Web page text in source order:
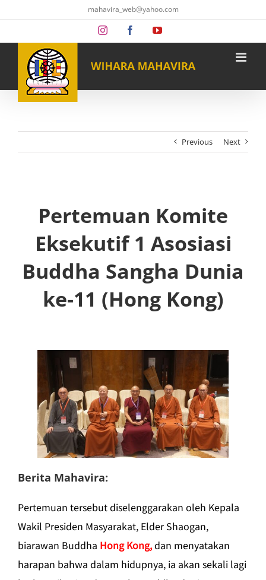
mahavira_web@yahoo.com
InstagramFacebookYouTube
Previous Next
Pertemuan Komite
Eksekutif 1 Asosiasi
Buddha Sangha Dunia
ke-11 (Hong Kong)
Berita Mahavira:
Pertemuan tersebut diselenggarakan oleh Kepala
Wakil Presiden Masyarakat, Elder Shaogan,
biarawan Buddha Hong Kong,dan menyatakan
harapan bahwa dalam hidupnya, ia akan sekali lagi